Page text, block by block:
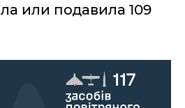
или подавила 109